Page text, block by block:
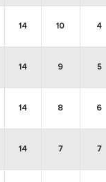
14 10 4
14 9 5
14 8 6
14 7 7